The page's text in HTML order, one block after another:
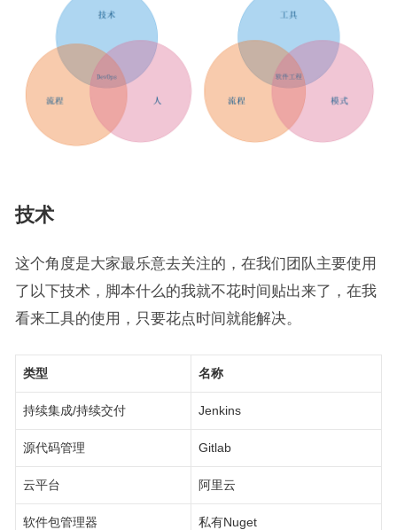
技术
这个角度是大家最乐意去关注的，在我们团队主要使用
了以下技术，脚本什么的我就不花时间贴出来了，在我
看来工具的使用，只要花点时间就能解决。
类型 名称
持续集成/持续交付 Jenkins
源代码管理 Gitlab
云平台 阿里云
软件包管理器 私有Nuget